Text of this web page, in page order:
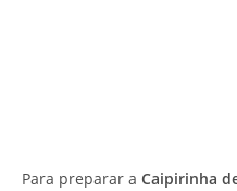
Para preparar a Caipirinha